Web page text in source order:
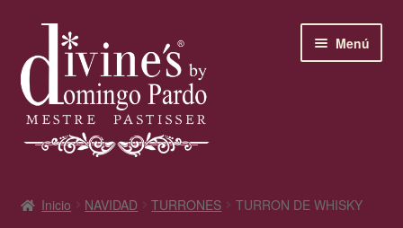
Menú
Inicio NAVIDAD TURRONES TURRON DE WHISKY